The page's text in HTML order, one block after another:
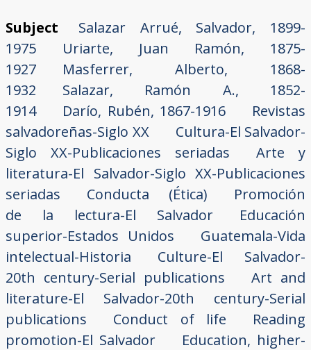
Subject
Salazar Arrué, Salvador, 1899-
1975
Uriarte, Juan Ramón, 1875-
1927
Masferrer, Alberto, 1868-
1932
Salazar, Ramón A., 1852-
1914
Darío, Rubén, 1867-1916
Revistas
salvadoreñas-Siglo XX
Cultura-El Salvador-
Siglo XX-Publicaciones seriadas
Arte y
literatura-El Salvador-Siglo XX-Publicaciones
seriadas
Conducta (Ética)
Promoción
de la lectura-El Salvador
Educación
superior-Estados Unidos
Guatemala-Vida
intelectual-Historia
Culture-El Salvador-
20th century-Serial publications
Art and
literature-El Salvador-20th century-Serial
publications
Conduct of life
Reading
promotion-El Salvador
Education, higher-